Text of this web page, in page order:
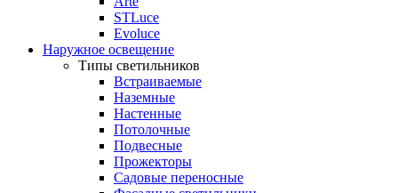
STLuce
Evoluce
Наружное освещение
Типы светильников
Встраиваемые
Наземные
Настенные
Потолочные
Подвесные
Прожекторы
Садовые переносные